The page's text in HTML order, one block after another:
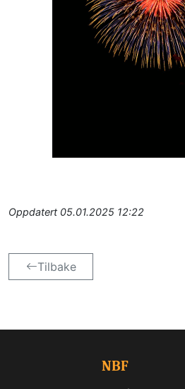
Oppdatert 05.01.2025 12:22
Tilbake
NBF